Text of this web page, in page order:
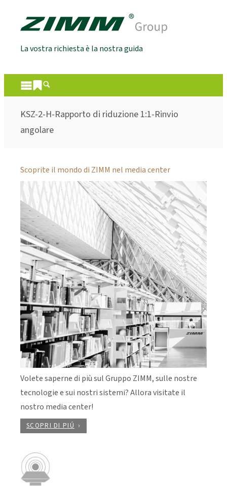
La vostra richiesta è la nostra guida
KSZ-2-H-Rapporto di riduzione 1:1-Rinvio
angolare
Scoprite il mondo di ZIMM nel media center
Volete saperne di più sul Gruppo ZIMM, sulle nostre
tecnologie e sui nostri sistemi? Allora visitate il
nostro media center!
SCOPRI DI PIÚ